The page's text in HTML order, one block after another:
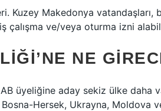
Kuzey Makedonya vatandaşları,
çalışma ve/veya oturma izni
NE
AB üyeliğine aday sekiz ülke daha
Hersek, Ukrayna, Moldova